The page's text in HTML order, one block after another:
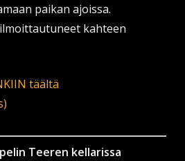
paikan ajoissa.
kahteen
täältä
Teeren kellarissa